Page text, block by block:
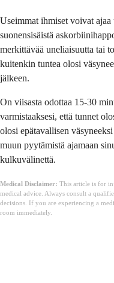
Useimmat ihmiset voivat ajaa
suonensisäistä
merkittävää uneliaisuutta tai
kuitenkin tuntea olosi
jälkeen.
On viisasta odottaa 15-30
varmistaaksesi, että tunnet
olosi epätavallisen
muun pyytämistä ajamaan
kulkuvälinettä.
Medical Disclaimer: This article is for
medical advice. Always consult a
decisions. If you are experiencing a
room immediately.